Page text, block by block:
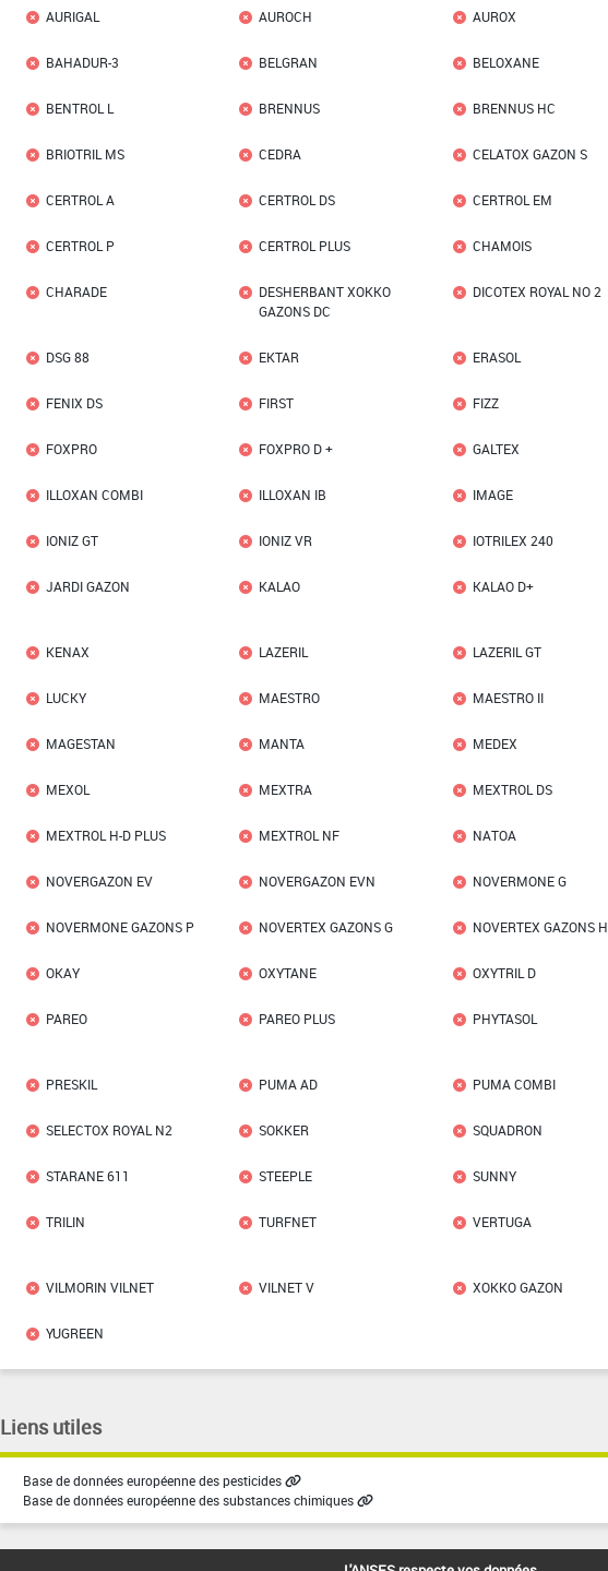
AURIGAL AUROCH AUROX
BAHADUR-3 BELGRAN BELOXANE
BENTROL L BRENNUS BRENNUS HC
BRIOTRIL MS CEDRA CELATOX GAZON S
CERTROL A CERTROL DS CERTROL EM
CERTROL P CERTROL PLUS CHAMOIS
CHARADE
DESHERBANT XOKKO
GAZONS DC
DICOTEX ROYAL NO 2
DSG 88 EKTAR ERASOL
FENIX DS FIRST FIZZ
FOXPRO FOXPRO D + GALTEX
ILLOXAN COMBI ILLOXAN IB IMAGE
IONIZ GT IONIZ VR IOTRILEX 240
JARDI GAZON KALAO KALAO D+
KENAX LAZERIL LAZERIL GT
LUCKY MAESTRO MAESTRO II
MAGESTAN MANTA MEDEX
MEXOL MEXTRA MEXTROL DS
MEXTROL H-D PLUS MEXTROL NF NATOA
NOVERGAZON EV NOVERGAZON EVN NOVERMONE G
NOVERMONE GAZONS P NOVERTEX GAZONS G NOVERTEX GAZONS H
OKAY OXYTANE OXYTRIL D
PAREO PAREO PLUS PHYTASOL
PRESKIL PUMA AD PUMA COMBI
SELECTOX ROYAL N2 SOKKER SQUADRON
STARANE 611 STEEPLE SUNNY
TRILIN TURFNET VERTUGA
VILMORIN VILNET VILNET V XOKKO GAZON
YUGREEN
Liens utiles
Base de données européenne des pesticides
Base de données européenne des substances chimiques